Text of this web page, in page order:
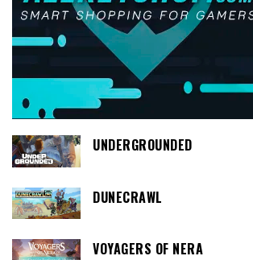
UNDERGROUNDED
DUNECRAWL
VOYAGERS OF NERA